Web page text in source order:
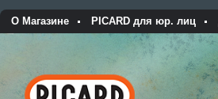
О Магазине PICARD для юр. лиц